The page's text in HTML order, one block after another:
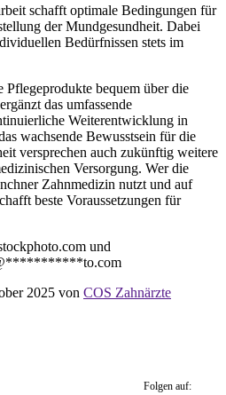
schafft optimale Bedingungen für
der Mundgesundheit. Dabei
Bedürfnissen stets im
bequem über die
das umfassende
Weiterentwicklung in
wachsende Bewusstsein für die
versprechen auch zukünftig weitere
Versorgung. Wer die
Zahnmedizin nutzt und auf
beste Voraussetzungen für
und
***********to.com
2025 von COS Zahnärzte
Folgen auf: